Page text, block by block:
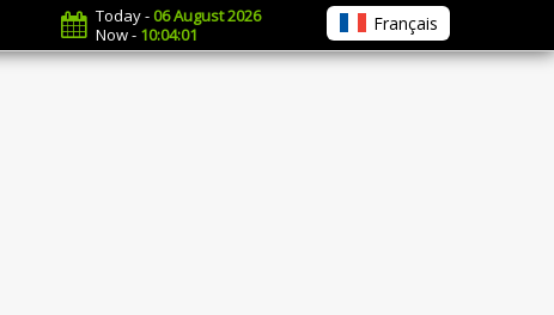
Today -06 August 2026
Now - 10:04:02 Français